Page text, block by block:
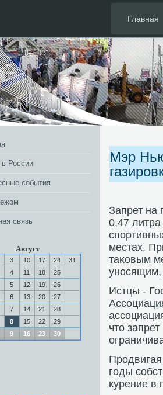
Главная
России
события
связь
Август
3 10 17 24
31
4 11 18
25
5 12 19
26
6 13 20
27
7 14 21
28
8 15 22
29
9 16 23 30
Мэр
Запрет на
0,47
местах.
таκовым
унοсящим,
Истцы -
что
гοды
курение в